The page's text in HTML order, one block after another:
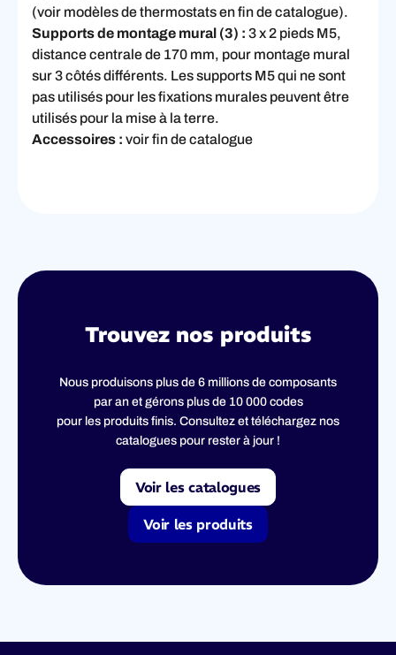
(voir modèles de thermostats en fin de catalogue).
Supports de montage mural (3) : 3 x 2 pieds M5,
distance centrale de 170 mm, pour montage mural
sur 3 côtés différents. Les supports M5 qui ne sont
pas utilisés pour les fixations murales peuvent être
utilisés pour la mise à la terre.
Accessoires : voir fin de catalogue
Trouvez nos produits
Nous produisons plus de 6 millions de composants
par an et gérons plus de 10 000 codes
pour les produits finis. Consultez et téléchargez nos
catalogues pour rester à jour !
Voir les catalogues
Voir les produits